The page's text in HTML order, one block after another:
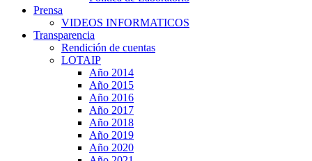
Prensa
VIDEOS INFORMATICOS
Transparencia
Rendición de cuentas
LOTAIP
Año 2014
Año 2015
Año 2016
Año 2017
Año 2018
Año 2019
Año 2020